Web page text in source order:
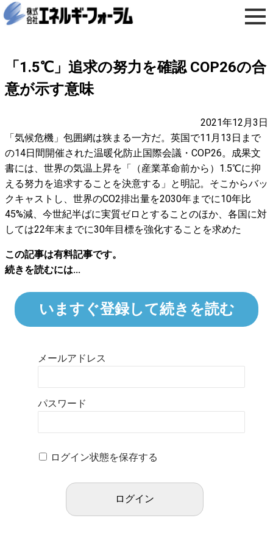
「1.5℃」追求の努力を確認 COP26の合
意が示す意味
2021年12月3日
「気候危機」包囲網は狭まる一方だ。英国で11月13日まで
の14日間開催された温暖化防止国際会議・COP26。成果文
書には、世界の気温上昇を「（産業革命前から）1.5℃に抑
える努力を追求することを決意する」と明記。そこからバッ
クキャストし、世界のCO2排出量を2030年までに10年比
45%減、今世紀半ばに実質ゼロとすることのほか、各国に対
しては22年末までに30年目標を強化することを求めた
この記事は有料記事です。
続きを読むには...
いますぐ登録して続きを読む
メールアドレス
パスワード
ログイン状態を保存する